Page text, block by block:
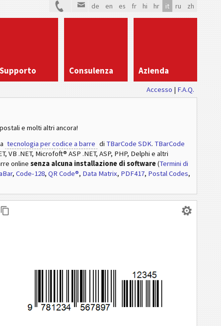
de en es fr hi hr it ru zh
Supporto Consulenza Azienda
Accesso | F.A.Q.
e molti altri ancora!
tecnologia per codice a barre di TBarCode SDK. TBarCode
VB .NET, Microfoft® ASP .NET, ASP, PHP, Delphi e altri
online senza alcuna installazione di software(Termini di
, Code-128, QR Code®, Data Matrix, PDF417, Postal Codes,